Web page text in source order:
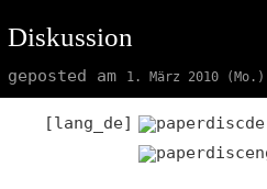
Diskussion
geposted am 1. März 2010 (Mo.)
[lang_de]